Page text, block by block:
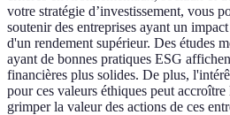
votre stratégie d’investissement, vous
soutenir des entreprises ayant un
d'un rendement supérieur. Des études
ayant de bonnes pratiques ESG
financières plus solides. De plus,
pour ces valeurs éthiques peut
grimper la valeur des actions de ces